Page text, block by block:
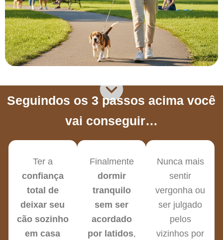
Seguindos os 3 passos acima você
vai conseguir…
Ter a
confiança
total de
deixar seu
cão sozinho
em casa
Finalmente
dormir
tranquilo
sem ser
acordado
por latidos,
Nunca mais
sentir
vergonha ou
ser julgado
pelos
vizinhos por